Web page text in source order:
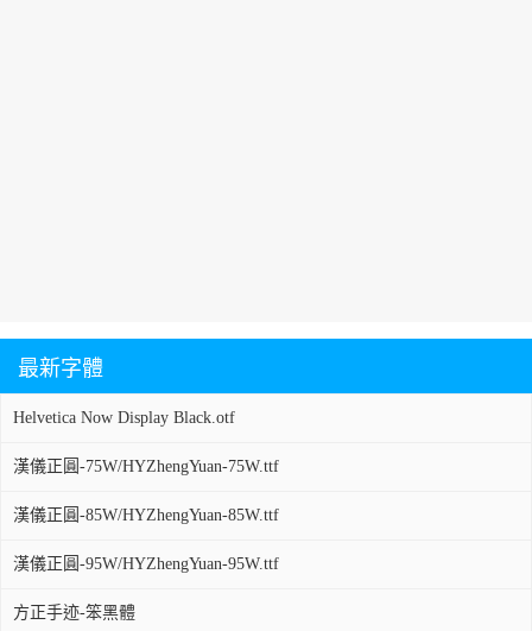
最新字體
Helvetica Now Display Black.otf
漢儀正圓-75W/HYZhengYuan-75W.ttf
漢儀正圓-85W/HYZhengYuan-85W.ttf
漢儀正圓-95W/HYZhengYuan-95W.ttf
方正手迹-笨黑體